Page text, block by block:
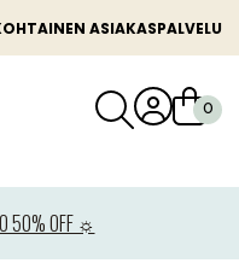
ASIAKASPALVELU
50% OFF ☼